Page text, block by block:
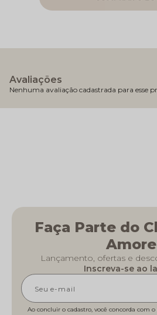
Avaliações
Nenhuma avaliação cadastrada para esse
Faça Parte do
Amore
Lançamento, ofertas e
Inscreva-se ao
Ao concluir o cadastro, você concorda com o